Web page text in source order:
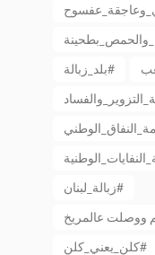
بلد_زبالة#
زبالة_لبنان#
كلن_يعني_كلن#